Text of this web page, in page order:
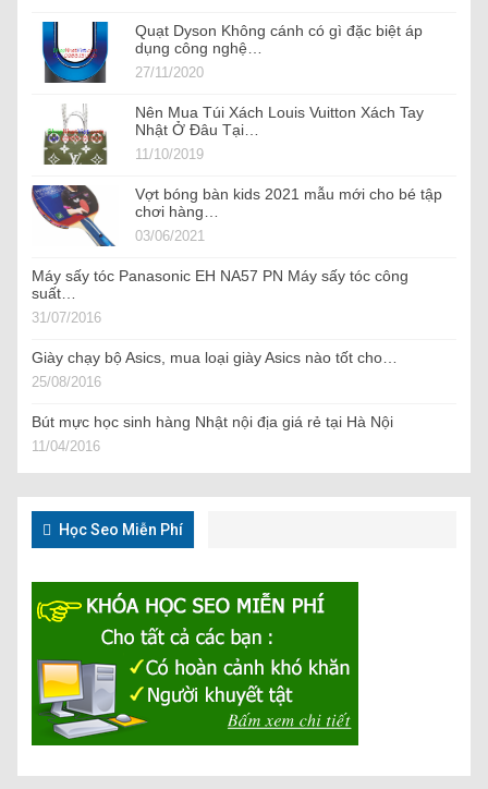
Quạt Dyson Không cánh có gì đặc biệt áp
dụng công nghệ…
27/11/2020
Nên Mua Túi Xách Louis Vuitton Xách Tay
Nhật Ở Đâu Tại…
11/10/2019
Vợt bóng bàn kids 2021 mẫu mới cho bé tập
chơi hàng…
03/06/2021
Máy sấy tóc Panasonic EH NA57 PN Máy sấy tóc công
suất…
31/07/2016
Giày chạy bộ Asics, mua loại giày Asics nào tốt cho…
25/08/2016
Bút mực học sinh hàng Nhật nội địa giá rẻ tại Hà Nội
11/04/2016
Học Seo Miễn Phí